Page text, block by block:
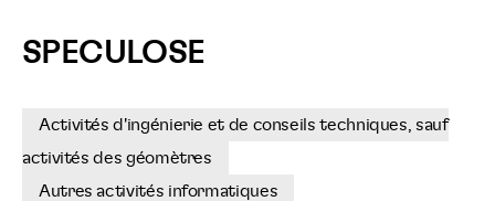
SPECULOSE
Activités d'ingénierie et de conseils techniques, sauf
activités des géomètres
Autres activités informatiques